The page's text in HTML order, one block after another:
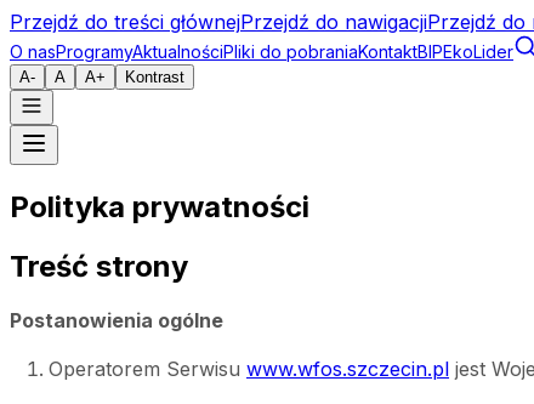
Przejdź do treści głównejPrzejdź do nawigacjiPrzejdź do
O nasProgramyAktualnościPliki do pobraniaKontaktBIPEkoLider
A- A A+ Kontrast
Polityka prywatności
Treść strony
Postanowienia ogólne
Operatorem Serwisu www.wfos.szczecin.pl jest